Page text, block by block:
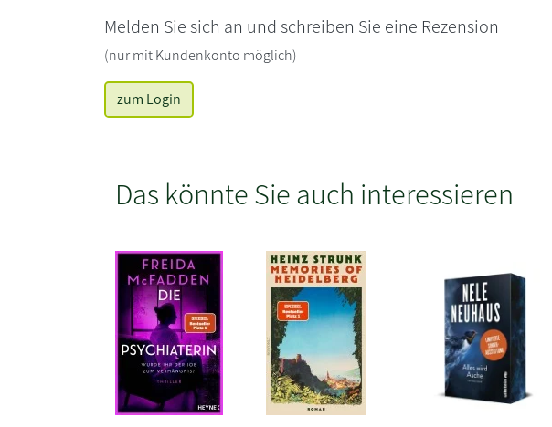
Melden Sie sich an und schreiben Sie eine Rezension
(nur mit Kundenkonto möglich)
zum Login
Das könnte Sie auch interessieren